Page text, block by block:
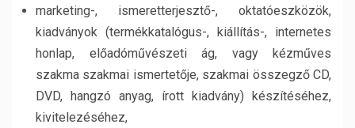
marketing-, ismeretterjesztő-, oktatóeszközök,
kiadványok (termékkatalógus-, kiállítás-, internetes
honlap, előadóművészeti ág, vagy kézműves
szakma szakmai ismertetője, szakmai összegző CD,
DVD, hangzó anyag, írott kiadvány) készítéséhez,
kivitelezéséhez,